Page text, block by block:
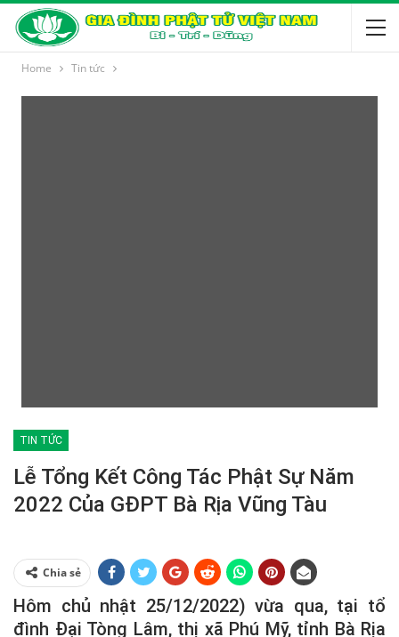
Home Tin tức
TIN TỨC
Lễ Tổng Kết Công Tác Phật Sự Năm
2022 Của GĐPT Bà Rịa Vũng Tàu
Chia sẻ
Hôm chủ nhật 25/12/2022) vừa qua, tại tổ
đình Đại Tòng Lâm, thị xã Phú Mỹ, tỉnh Bà Rịa